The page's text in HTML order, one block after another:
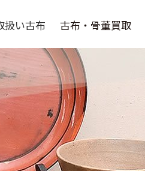
扱い古布 古布・骨董買取
骨董品買取
取扱い作家
買取の流れ
買取実績